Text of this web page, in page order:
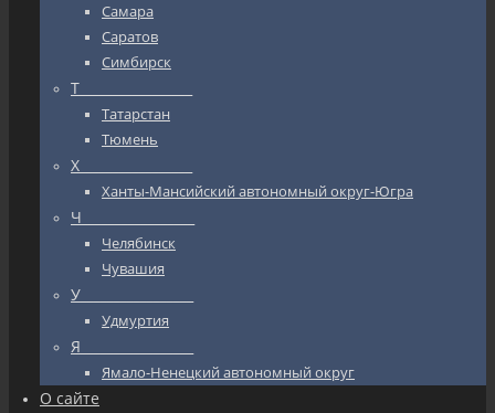
Самара
Саратов
Симбирск
Т_________________
Татарстан
Тюмень
Х_________________
Ханты-Мансийский автономный округ-Югра
Ч_________________
Челябинск
Чувашия
У_________________
Удмуртия
Я_________________
Ямало-Ненецкий автономный округ
О сайте